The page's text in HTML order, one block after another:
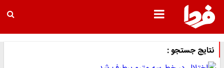
نتایج جستجو :